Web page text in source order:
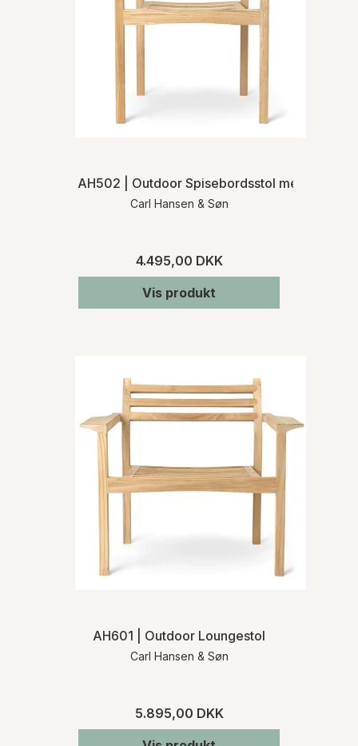
AH502 | Outdoor Spisebordsstol med armlæn
Carl Hansen & Søn
4.495,00 DKK
Vis produkt
AH601 | Outdoor Loungestol
Carl Hansen & Søn
5.895,00 DKK